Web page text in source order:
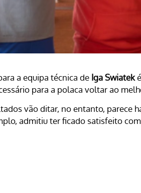
a equipa técnica de Iga Swiatek
para a polaca voltar ao
vão ditar, no entanto, parece
admitiu ter ficado satisfeito